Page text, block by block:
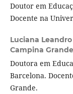
Doutor em
Docente na
Luciana
Campina
Doutora em
Barcelona.
Grande.